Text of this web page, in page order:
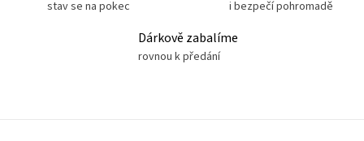
stav se na pokec i bezpečí pohromadě
Dárkově zabalíme
rovnou k předání